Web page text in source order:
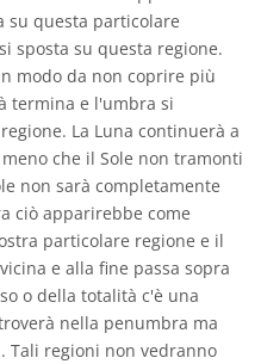
su questa particolare
sposta su questa regione.
modo da non coprire più
termina e l'umbra si
La Luna continuerà a
che il Sole non tramonti
non sarà completamente
ciò apparirebbe come
particolare regione e il
e alla fine passa sopra
o della totalità c'è una
nella penumbra ma
Tali regioni non vedranno